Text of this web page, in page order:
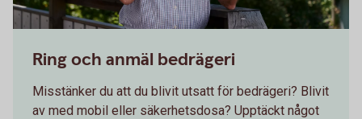
Ring och anmäl bedrägeri
Misstänker du att du blivit utsatt för bedrägeri? Blivit
av med mobil eller säkerhetsdosa? Upptäckt något